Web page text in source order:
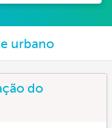
urbano
do